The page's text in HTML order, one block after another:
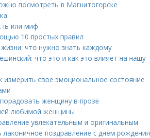
посмотреть в Магнитогорске
или миф
10 простых правил
что нужно знать каждому
что это и как это влияет на нашу
измерить свое эмоциональное состояние
женщину в прозе
любимой женщины
увлекательным и оригинальным
поздравление с днем рождения